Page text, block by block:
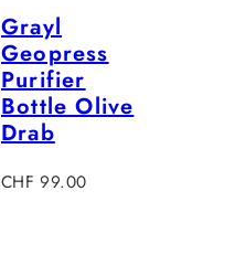
Grayl
Geopress
Purifier
Bottle Olive
Drab
Regulärer
CHF 99.00